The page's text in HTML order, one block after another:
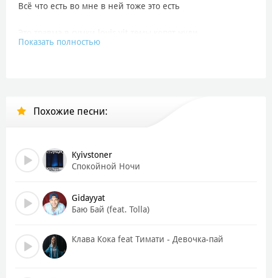
Всё что есть во мне в ней тоже это есть
Она не ложится ждёт но не звонит
Твои карие снова в слезах
Можешь лечить можешь спасать
Я захожу тихо чтобы не разбудить
[припев]
Засыпай ты можешь положиться на меня
Засыпай рядом и ложится луна
Засыпай
Показать полностью
Похожие песни:
Kyivstoner
Спокойной Ночи
Gidayyat
Баю Бай (feat. Tolla)
Клава Кока feat Тимати - Девочка-пай